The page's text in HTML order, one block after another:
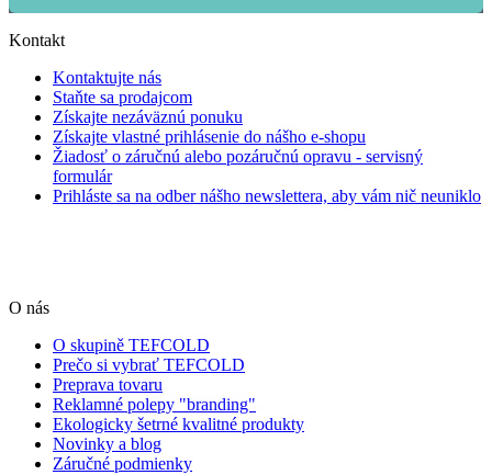
Kontakt
Kontaktujte nás
Staňte sa prodajcom
Získajte nezáväznú ponuku
Získajte vlastné prihlásenie do nášho e-shopu
Žiadosť o záručnú alebo pozáručnú opravu - servisný
formulár
Prihláste sa na odber nášho newslettera, aby vám nič neuniklo
O nás
O skupině TEFCOLD
Prečo si vybrať TEFCOLD
Preprava tovaru
Reklamné polepy "branding"
Ekologicky šetrné kvalitné produkty
Novinky a blog
Záručné podmienky